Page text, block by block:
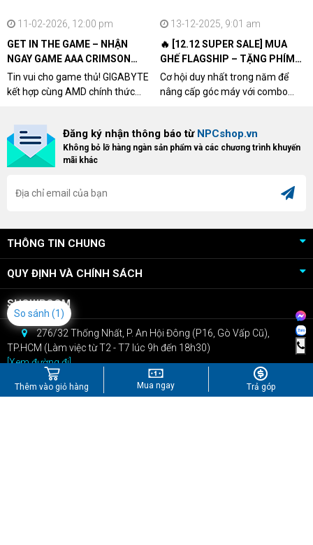
Thêm vào giỏ hàng Mua ngay Trả góp
11-02-2026, 12:00 pm
GET IN THE GAME – NHẬN
NGAY GAME AAA CRIMSON
DESERT CÙNG GIGABYTE &
AMD
Tin vui cho game thủ! GIGABYTE
kết hợp cùng AMD chính thức
khách hàng sở hữu VGA Radeon
RX 9070 / RX 9070 XT.
13-12-2025, 9:01 am
🔥 [12.12 SUPER SALE] MUA
GHẾ FLAGSHIP – TẶNG PHÍM
CƠ XỊN
Cơ hội duy nhất trong năm để
nâng cấp góc máy với combo
dòng ghế Gaming cao cấp nhất,
bạn sẽ nhận ngay quà tặng trị giá
Đăng ký nhận thông báo từ NPCshop.vn
Không bỏ lỡ hàng ngàn sản phẩm và các chương trình khuyến
mãi khác
THÔNG TIN CHUNG
QUY ĐỊNH VÀ CHÍNH SÁCH
SHOWROOM
276/32 Thống Nhất, P. An Hội Đông (P16, Gò Vấp Cũ),
TP.HCM (Làm việc từ T2 - T7 lúc 9h đến 18h30)
[Xem đường đi]
CSKH: 0909.22.66.07
Bán hàng: 0967.434.407
So sánh (1)